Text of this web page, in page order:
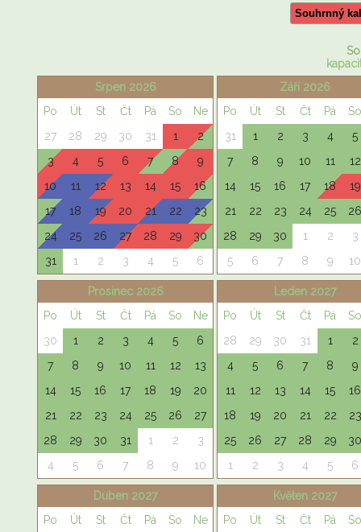
Souhrnný
Srpen 2026
Po
Út St Čt Pá So
Ne
27
28 29 30 31 1
2
3
4 5 6 7 8
9
10
11 12 13 14 15
16
17
18 19 20 21 22
23
24
25 26 27 28 29
30
31
1 2 3 4 5 6
Září 2026
Po
Út St Čt Pá
So
31
1 2 3 4
5
7
8 9 10 11
12
14
15 16 17 18
19
21
22 23 24 25
26
28
29 30 1 2
3
5
6 7 8 9 10
Prosinec 2026
Po
Út St Čt Pá So
Ne
30
1 2 3 4 5
6
7
8 9 10 11 12
13
14
15 16 17 18 19
20
21
22 23 24 25 26
27
28
29 30 31 1 2
3
4
5 6 7 8 9 10
Leden 2027
Po
Út St Čt Pá
So
28
29 30 31 1
2
4
5 6 7 8
9
11
12 13 14 15
16
18
19 20 21 22
23
25
26 27 28 29
30
1
2 3 4 5 6
Duben 2027
Po
Út St Čt Pá So
Ne
Květen 2027
Po
Út St Čt Pá
So